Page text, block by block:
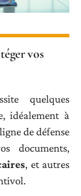
vos
quelques
idéalement à
de défense
documents,
, et autres